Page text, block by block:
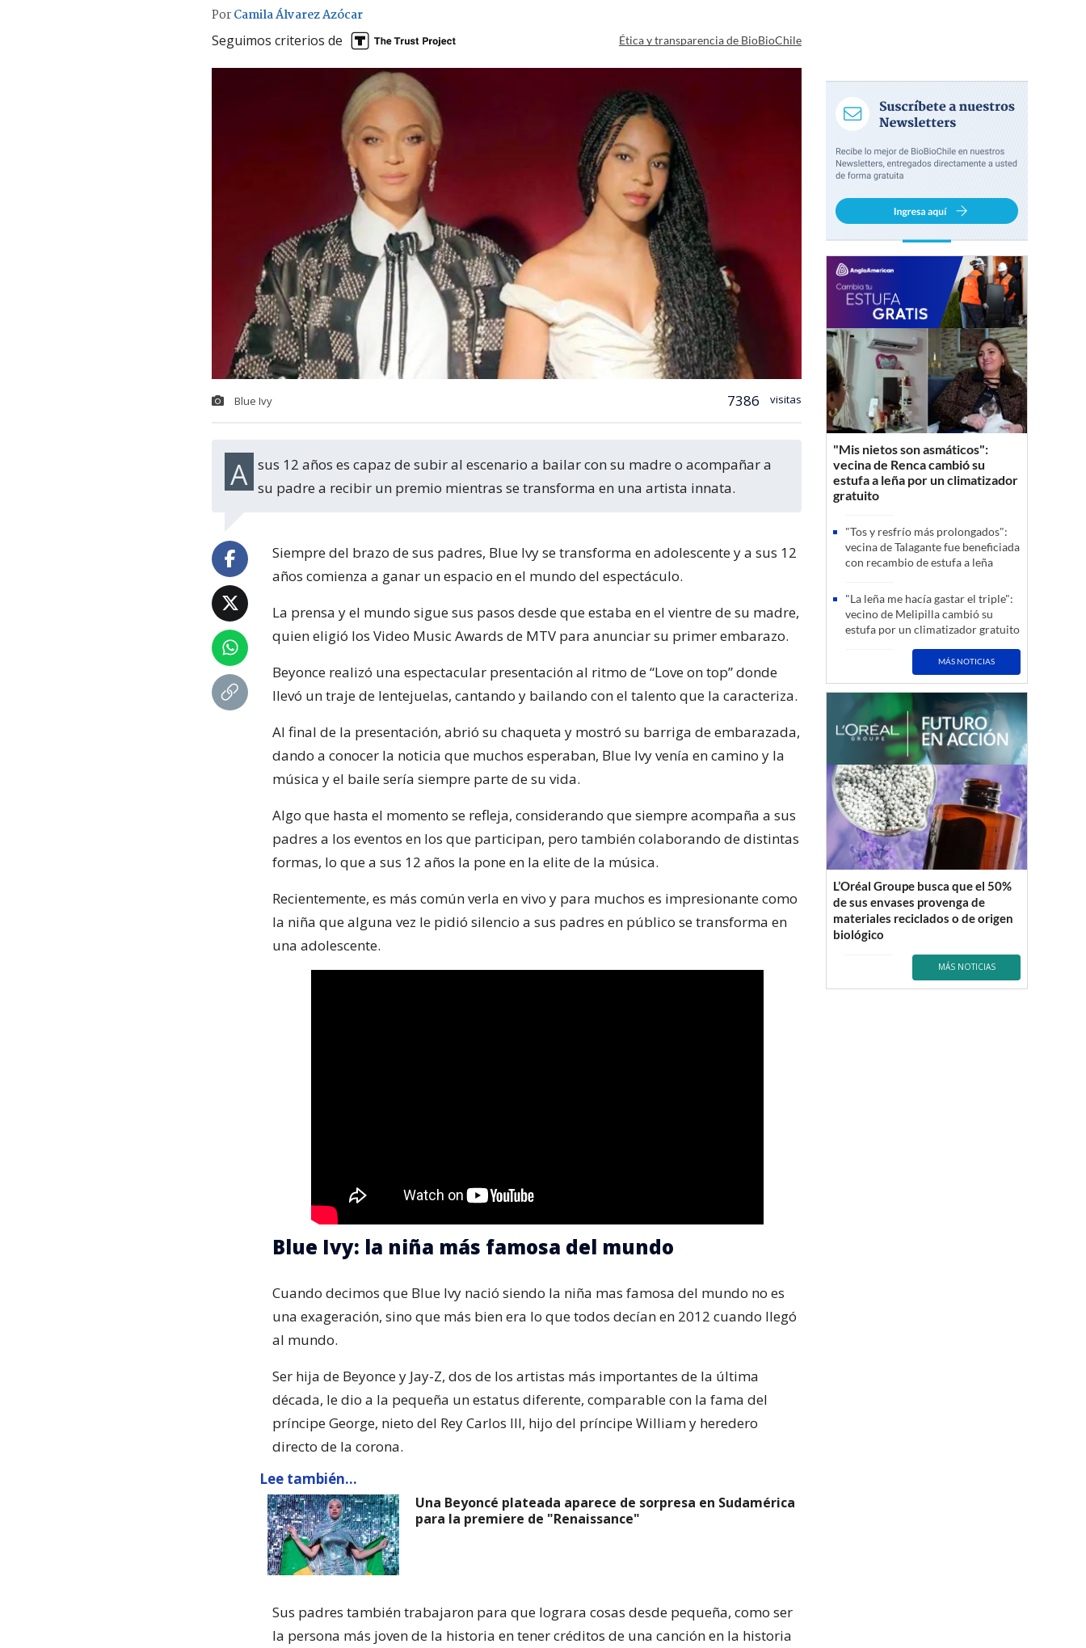
PorCamila Álvarez Azócar
Seguimos criterios de Ética y transparencia de BioBioChile
Blue Ivy 7386 visitas
A sus 12 años es capaz de subir al escenario a bailar con su madre o acompañar a su padre a recibir un premio mientras se transforma en una artista innata.
Siempre del brazo de sus padres, Blue Ivy se transforma en adolescente y a sus 12
años comienza a ganar un espacio en el mundo del espectáculo.
La prensa y el mundo sigue sus pasos desde que estaba en el vientre de su madre,
quien eligió los Video Music Awards de MTV para anunciar su primer embarazo.
Beyonce realizó una espectacular presentación al ritmo de “Love on top” donde
llevó un traje de lentejuelas, cantando y bailando con el talento que la caracteriza.
Al final de la presentación, abrió su chaqueta y mostró su barriga de embarazada,
dando a conocer la noticia que muchos esperaban, Blue Ivy venía en camino y la
música y el baile sería siempre parte de su vida.
Algo que hasta el momento se refleja, considerando que siempre acompaña a sus
padres a los eventos en los que participan, pero también colaborando de distintas
formas, lo que a sus 12 años la pone en la elite de la música.
Recientemente, es más común verla en vivo y para muchos es impresionante como
la niña que alguna vez le pidió silencio a sus padres en público se transforma en
una adolescente.
Blue Ivy: la niña más famosa del mundo
Cuando decimos que Blue Ivy nació siendo la niña mas famosa del mundo no es
una exageración, sino que más bien era lo que todos decían en 2012 cuando llegó
al mundo.
Ser hija de Beyonce y Jay-Z, dos de los artistas más importantes de la última
década, le dio a la pequeña un estatus diferente, comparable con la fama del
príncipe George, nieto del Rey Carlos III, hijo del príncipe William y heredero
directo de la corona.
Lee también...
Una Beyoncé plateada aparece de sorpresa en Sudamérica
para la premiere de "Renaissance"
Sus padres también trabajaron para que lograra cosas desde pequeña, como ser
la persona más joven de la historia en tener créditos de una canción en la historia
"Mis nietos son asmáticos":
vecina de Renca cambió su
estufa a leña por un climatizador
gratuito
"Tos y resfrío más prolongados":
vecina de Talagante fue beneficiada
con recambio de estufa a leña
"La leña me hacía gastar el triple":
vecino de Melipilla cambió su
estufa por un climatizador gratuito
MÁS NOTICIAS
L’Oréal Groupe busca que el 50%
de sus envases provenga de
materiales reciclados o de origen
biológico
MÁS NOTICIAS